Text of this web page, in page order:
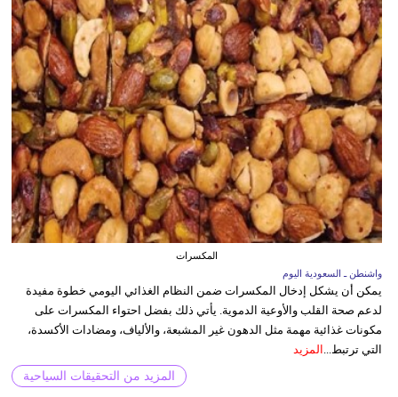
المكسرات
واشنطن ـ السعودية اليوم
يمكن أن يشكل إدخال المكسرات ضمن النظام الغذائي اليومي خطوة مفيدة
لدعم صحة القلب والأوعية الدموية. يأتي ذلك بفضل احتواء المكسرات على
مكونات غذائية مهمة مثل الدهون غير المشبعة، والألياف، ومضادات الأكسدة،
التي ترتبط... المزيد
المزيد من التحقيقات السياحية